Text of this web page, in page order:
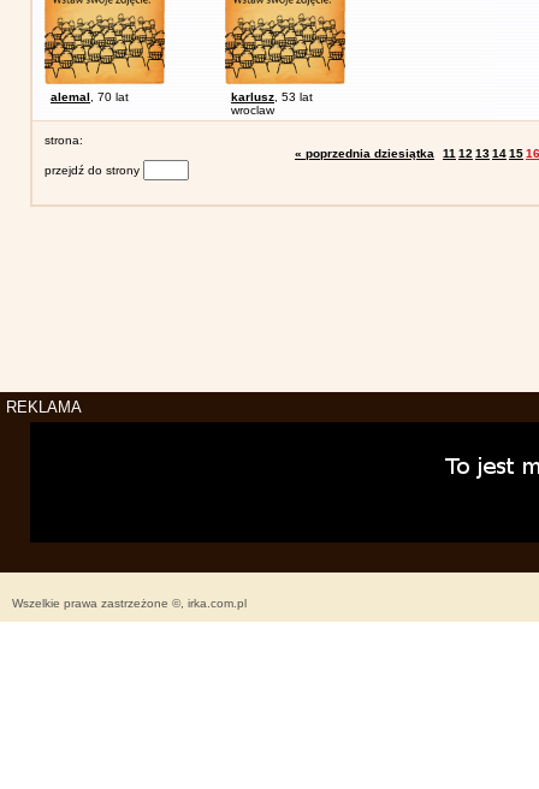
alemal , 70 lat karlusz , 53 lat
wroclaw
strona:
« poprzednia dziesiątka
11 12 13141516
przejdź do strony
REKLAMA
Wszelkie prawa zastrzeżone ©, irka.com.pl